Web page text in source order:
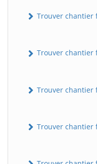
Trouver chantier
Trouver chantier
Trouver chantier
Trouver chantier